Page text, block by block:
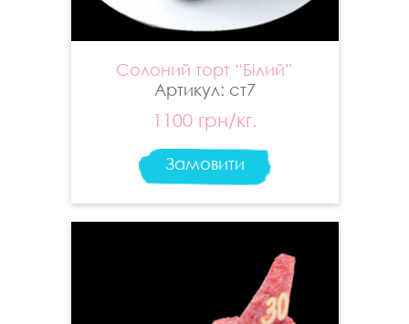
Солоний торт “Білий”
Артикул: ст7
1100 грн/кг.
Замовити